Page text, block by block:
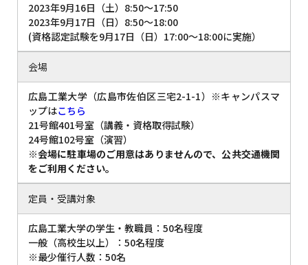
2023年9月16日（土）8:50～17:50
2023年9月17日（日）8:50～18:00
(資格認定試験を9月17日（日）17:00～18:00に実施）
会場
広島工業大学（広島市佐伯区三宅2-1-1）※キャンパスマ
ップはこちら
21号館401号室（講義・資格取得試験）
24号館102号室（演習）
※会場に駐車場のご用意はありませんので、公共交通機関
をご利用ください。
定員・受講対象
広島工業大学の学生・教職員：50名程度
一般（高校生以上）：50名程度
※最少催行人数：50名